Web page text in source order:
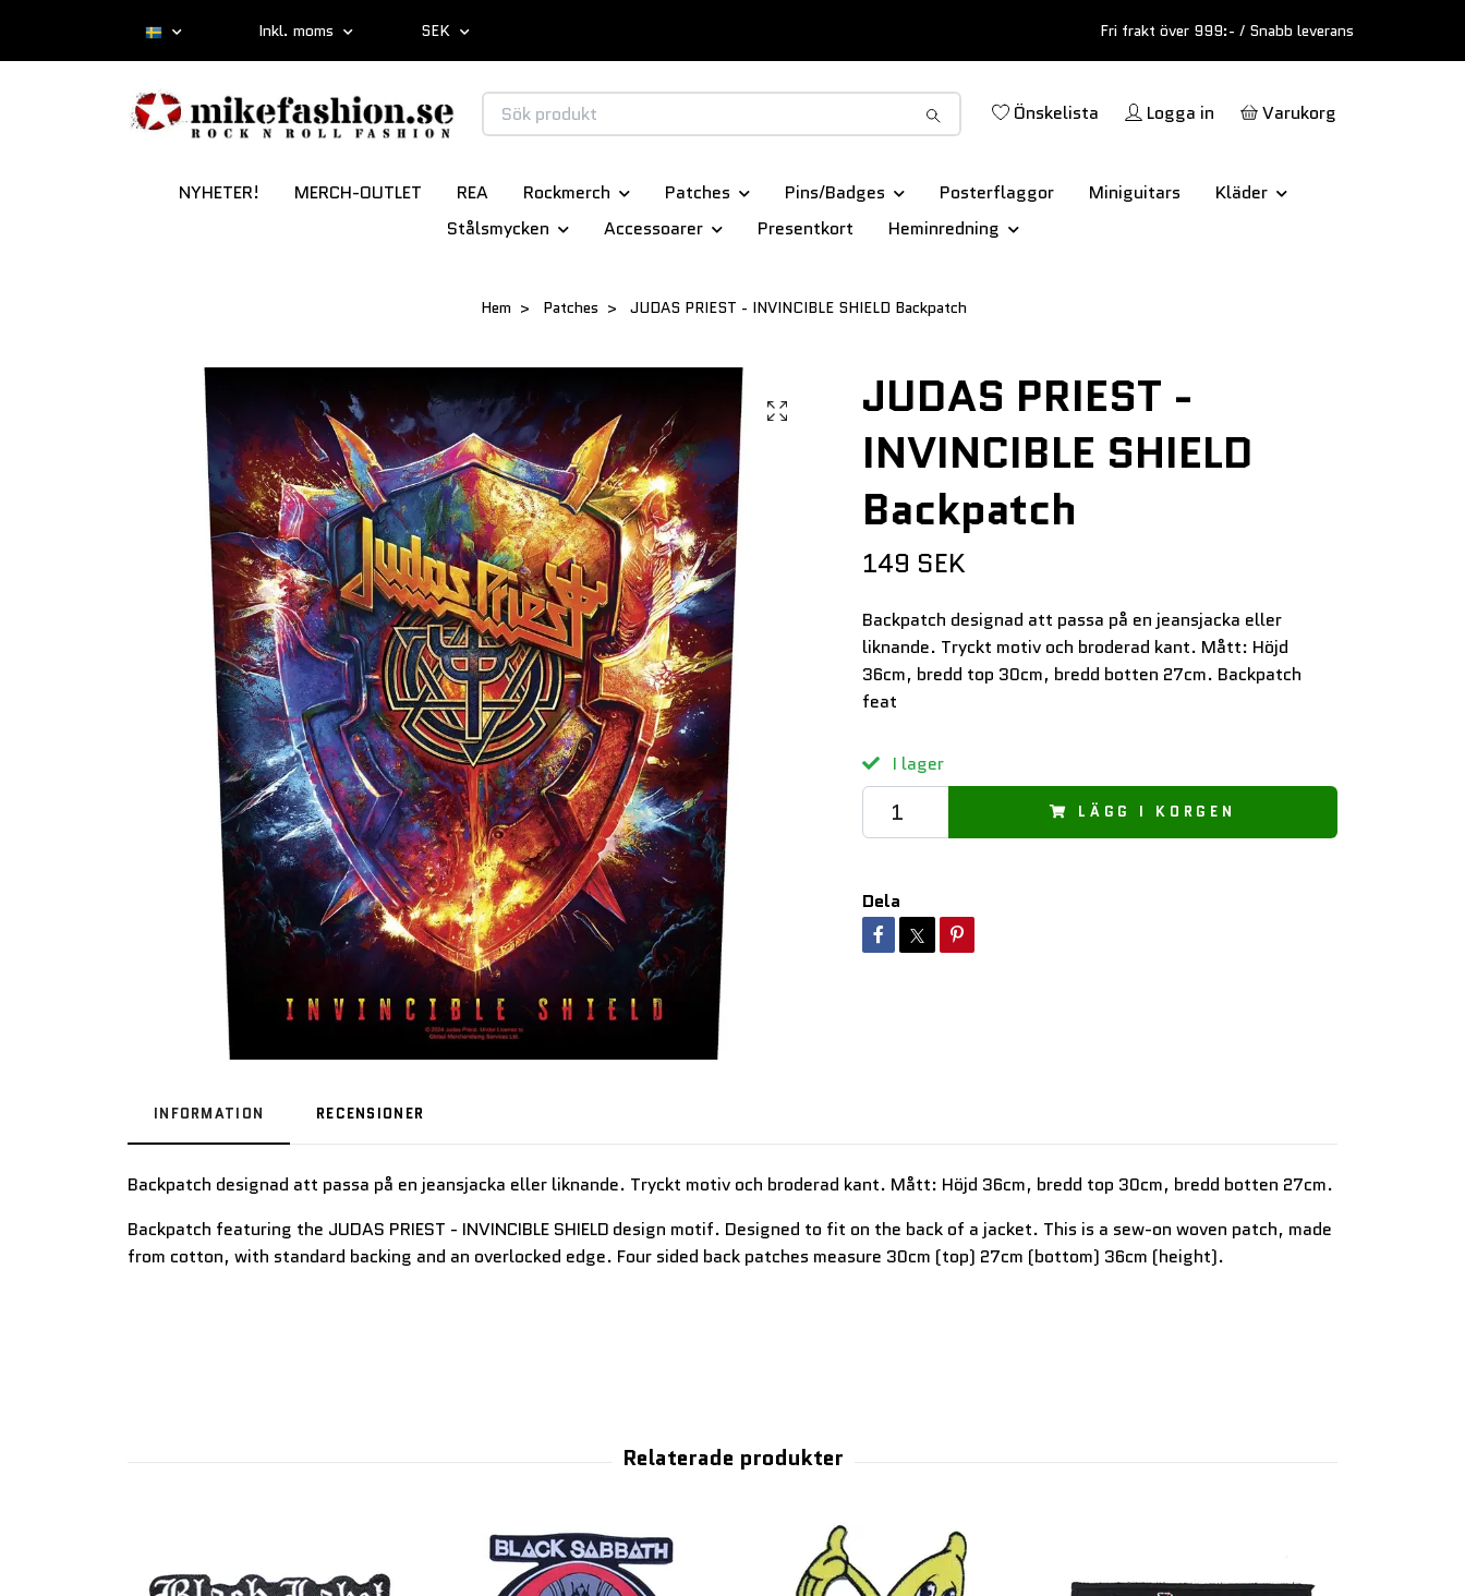
Inkl. moms SEK Fri frakt över 999:- / Snabb leverans
Önskelista Logga in Varukorg
NYHETER! MERCH-OUTLET REA Rockmerch Patches Pins/Badges Posterflaggor Miniguitars
Kläder
Stålsmycken
Accessoarer Presentkort Heminredning
Hem Patches JUDAS PRIEST - INVINCIBLE SHIELD Backpatch
JUDAS PRIEST -
INVINCIBLE SHIELD
Backpatch
149 SEK
Backpatch designad att passa på en jeansjacka eller
liknande. Tryckt motiv och broderad kant. Mått: Höjd
36cm, bredd top 30cm, bredd botten 27cm. Backpatch
feat
I lager
LÄGG I KORGEN
Dela
INFORMATION RECENSIONER
Backpatch designad att passa på en jeansjacka eller liknande. Tryckt motiv och broderad kant. Mått: Höjd 36cm, bredd top 30cm, bredd botten 27cm.
Backpatch featuring the JUDAS PRIEST - INVINCIBLE SHIELD design motif. Designed to fit on the back of a jacket. This is a sew-on woven patch, made
from cotton, with standard backing and an overlocked edge. Four sided back patches measure 30cm (top) 27cm (bottom) 36cm (height).